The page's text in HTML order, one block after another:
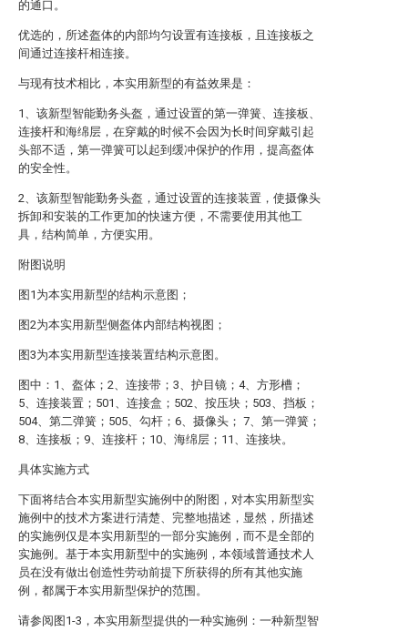
的通口。
优选的，所述盔体的内部均匀设置有连接板，且连接板之
间通过连接杆相连接。
与现有技术相比，本实用新型的有益效果是：
1、该新型智能勤务头盔，通过设置的第一弹簧、连接板、
连接杆和海绵层，在穿戴的时候不会因为长时间穿戴引起
头部不适，第一弹簧可以起到缓冲保护的作用，提高盔体
的安全性。
2、该新型智能勤务头盔，通过设置的连接装置，使摄像头
拆卸和安装的工作更加的快速方便，不需要使用其他工
具，结构简单，方便实用。
附图说明
图1为本实用新型的结构示意图；
图2为本实用新型侧盔体内部结构视图；
图3为本实用新型连接装置结构示意图。
图中：1、盔体；2、连接带；3、护目镜；4、方形槽；
5、连接装置；501、连接盒；502、按压块；503、挡板；
504、第二弹簧；505、勾杆；6、摄像头； 7、第一弹簧；
8、连接板；9、连接杆；10、海绵层；11、连接块。
具体实施方式
下面将结合本实用新型实施例中的附图，对本实用新型实
施例中的技术方案进行清楚、完整地描述，显然，所描述
的实施例仅是本实用新型的一部分实施例，而不是全部的
实施例。基于本实用新型中的实施例，本领域普通技术人
员在没有做出创造性劳动前提下所获得的所有其他实施
例，都属于本实用新型保护的范围。
请参阅图1-3，本实用新型提供的一种实施例：一种新型智